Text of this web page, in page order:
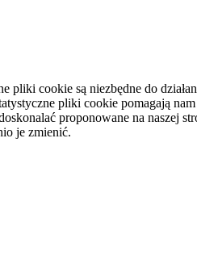
cookie są niezbędne do
pliki cookie pomagają
proponowane na naszej
je zmienić.